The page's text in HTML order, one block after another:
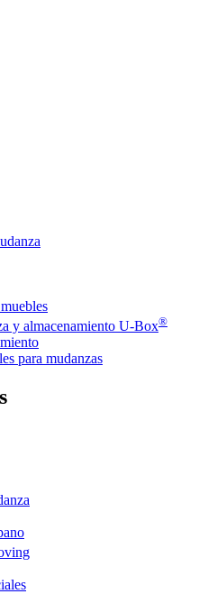
y almacenamiento U-Box®
para mudanzas